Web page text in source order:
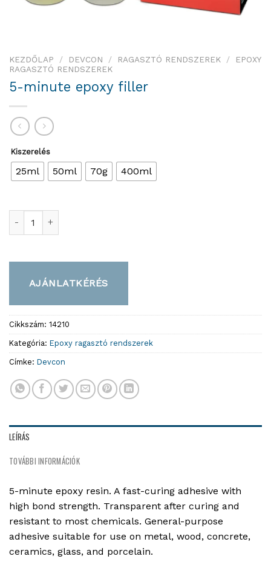
KEZDŐLAP / DEVCON / RAGASZTÓ RENDSZEREK /
EPOXY
RAGASZTÓ RENDSZEREK
5-minute epoxy filler
Kiszerelés
25ml 50ml 70g 400ml
AJÁNLATKÉRÉS
Cikkszám: 14210
Kategória: Epoxy ragasztó rendszerek
Címke: Devcon
LEÍRÁS
TOVÁBBI INFORMÁCIÓK
5-minute epoxy resin. A fast-curing adhesive with
high bond strength. Transparent after curing and
resistant to most chemicals. General-purpose
adhesive suitable for use on metal, wood, concrete,
ceramics, glass, and porcelain.